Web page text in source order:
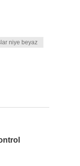
niye beyaz